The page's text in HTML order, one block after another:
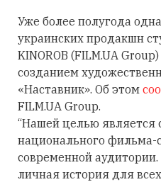
Уже более полугода
украинских продакшн
KINOROB (FILM.UA
созданием
«Наставник». Об этом
FILM.UA Group.
“Нашей целью является
национального
современной
личная история для